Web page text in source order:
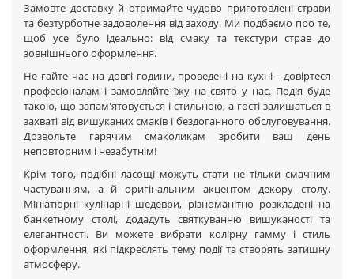
Замовте доставку й отримайте чудово приготовлені страви
та безтурботне задоволення від заходу. Ми подбаємо про те,
щоб усе було ідеально: від смаку та текстури страв до
зовнішнього оформлення.
Не гайте час на довгі години, проведені на кухні - довіртеся
професіоналам і замовляйте їжу на свято у нас. Подія буде
такою, що запам'ятовується і стильною, а гості залишаться в
захваті від вишуканих смаків і бездоганного обслуговування.
Дозвольте гарячим смаколикам зробити ваш день
неповторним і незабутнім!
Крім того, подібні ласощі можуть стати не тільки смачним
частуванням, а й оригінальним акцентом декору столу.
Мініатюрні кулінарні шедеври, різноманітно розкладені на
банкетному столі, додадуть святкуванню вишуканості та
елегантності. Ви можете вибрати колірну гамму і стиль
оформлення, які підкреслять тему події та створять затишну
атмосферу.